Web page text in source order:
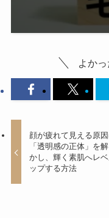
よか
顔が疲れて見える原因
「透明感の正体」を
かし、輝く素肌へレ
ップする方法